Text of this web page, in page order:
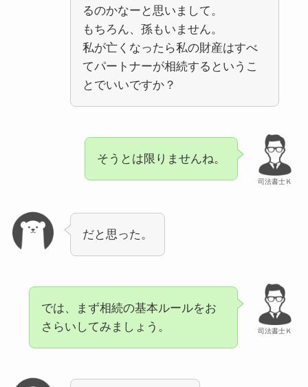
るのかなーと思いまして。
もちろん、孫もいません。
私が亡くなったら私の財産はすべ
てパートナーが相続するというこ
とでいいですか？
司法書士Ｋ
そうとは限りませんね。
だと思った。
司法書士Ｋ
では、まず相続の基本ルールをお
さらいしてみましょう。